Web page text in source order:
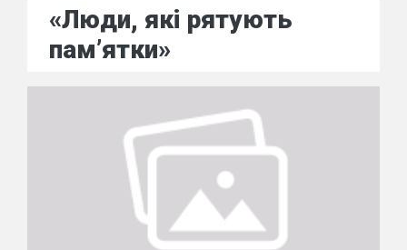
«Люди, які рятують
пам’ятки»